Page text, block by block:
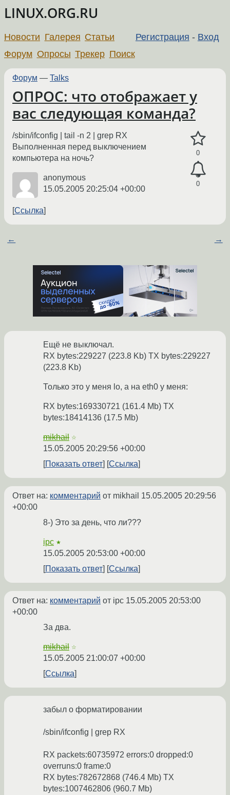
LINUX.ORG.RU
Регистрация - Вход
Новости Галерея Статьи
Форум Опросы Трекер Поиск
Форум — Talks
ОПРОС: что отображает у
вас следующая команда?
0
0
/sbin/ifconfig | tail -n 2 | grep RX
Выполненная перед выключением
компьютера на ночь?
anonymous
15.05.2005 20:25:04 +00:00
Ссылка
← →
Ещё не выключал.
RX bytes:229227 (223.8 Kb) TX bytes:229227
(223.8 Kb)
Только это у меня lo, а на eth0 у меня:
RX bytes:169330721 (161.4 Mb) TX
bytes:18414136 (17.5 Mb)
mikhail ☆
15.05.2005 20:29:56 +00:00
Показать ответ
Ссылка
Ответ на: комментарий от mikhail 15.05.2005 20:29:56
+00:00
8-) Это за день, что ли???
ipc ★
15.05.2005 20:53:00 +00:00
Показать ответ
Ссылка
Ответ на: комментарий от ipc 15.05.2005 20:53:00
+00:00
За два.
mikhail ☆
15.05.2005 21:00:07 +00:00
Ссылка
забыл о форматировании
/sbin/ifconfig | grep RX
RX packets:60735972 errors:0 dropped:0
overruns:0 frame:0
RX bytes:782672868 (746.4 Mb) TX
bytes:1007462806 (960.7 Mb)